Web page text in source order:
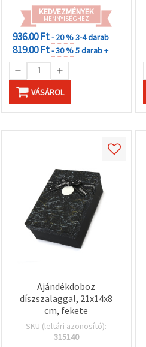
KEDVEZMÉNYEK
MENNYISÉGHEZ
936.00 Ft- 20 %3-4 darab
819.00 Ft- 30 %5 darab +
VÁSÁROL
Ajándékdoboz
díszszalaggal, 21x14x8
cm, fekete
SKU (leltári azonosító):
315140